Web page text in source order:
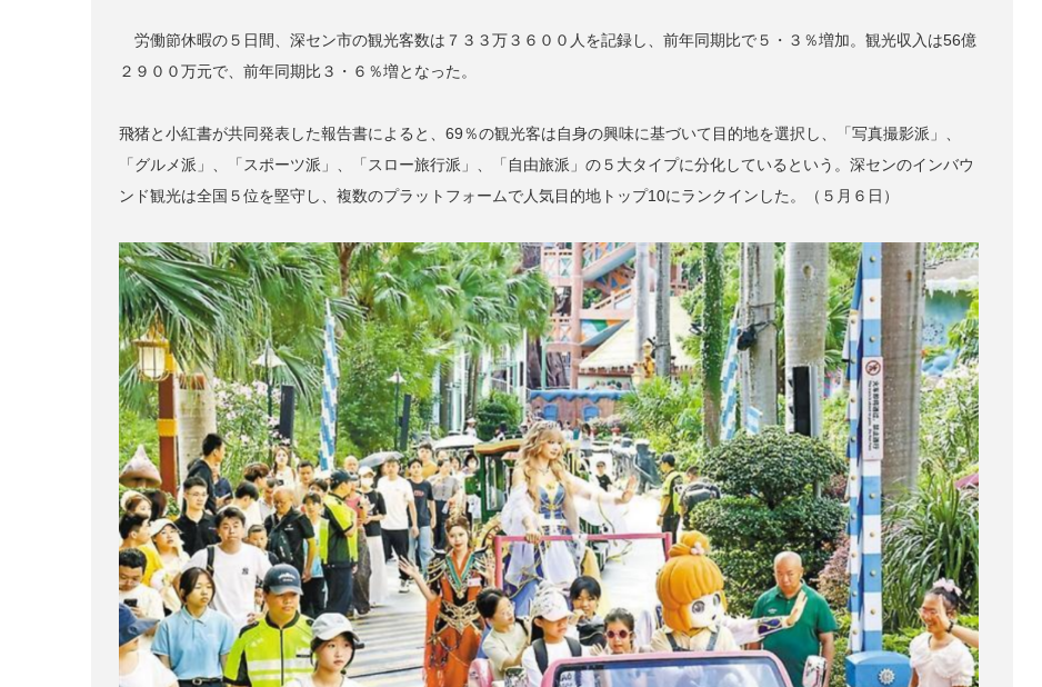
労働節休暇の５日間、深セン市の観光客数は７３３万３６００人を記録し、前年同期比で５・３％増加。観光収入は56億
２９００万元で、前年同期比３・６％増となった。
飛猪と小紅書が共同発表した報告書によると、69％の観光客は自身の興味に基づいて目的地を選択し、「写真撮影派」、
「グルメ派」、「スポーツ派」、「スロー旅行派」、「自由旅派」の５大タイプに分化しているという。深センのインバウ
ンド観光は全国５位を堅守し、複数のプラットフォームで人気目的地トップ10にランクインした。（５月６日）